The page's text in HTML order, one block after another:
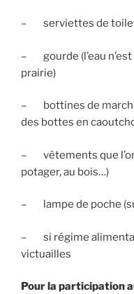
– serviettes de
– gourde (l’eau n’est
prairie)
– bottines de
des bottes en
– vêtements que
potager, au bois…)
– lampe de poche
– si régime
victuailles
Pour la participation